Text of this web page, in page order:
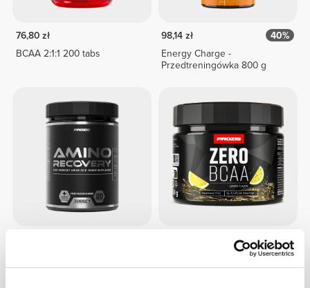
76,80 zł
BCAA 2:1:1 200 tabs
98,14 zł
40%
Energy Charge -
Przedtreningówka 800 g